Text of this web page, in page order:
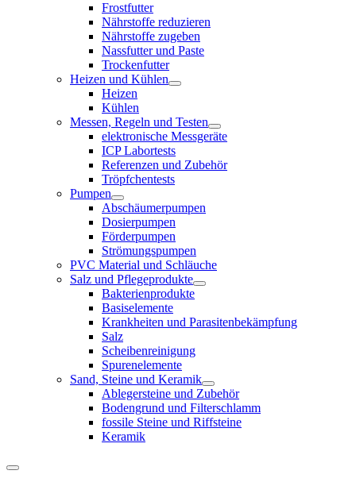
Frostfutter
Nährstoffe reduzieren
Nährstoffe zugeben
Nassfutter und Paste
Trockenfutter
Heizen und Kühlen
Heizen
Kühlen
Messen, Regeln und Testen
elektronische Messgeräte
ICP Labortests
Referenzen und Zubehör
Tröpfchentests
Pumpen
Abschäumerpumpen
Dosierpumpen
Förderpumpen
Strömungspumpen
PVC Material und Schläuche
Salz und Pflegeprodukte
Bakterienprodukte
Basiselemente
Krankheiten und Parasitenbekämpfung
Salz
Scheibenreinigung
Spurenelemente
Sand, Steine und Keramik
Ablegersteine und Zubehör
Bodengrund und Filterschlamm
fossile Steine und Riffsteine
Keramik